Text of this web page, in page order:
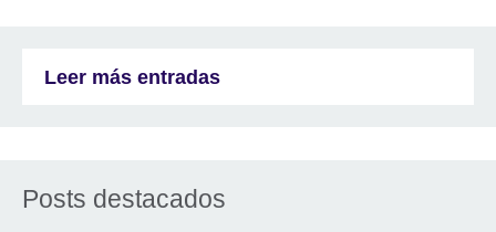
Leer más entradas
Posts destacados